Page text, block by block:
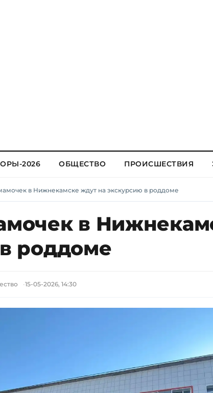
2026 ОБЩЕСТВО ПРОИСШЕСТВИЯ
в Нижнекамске ждут на экскурсию в роддоме
в
роддоме
15-05-2026, 14:30